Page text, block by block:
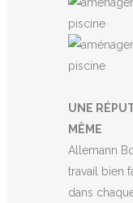
UNE
MÊME
Allemann
travail bien
dans